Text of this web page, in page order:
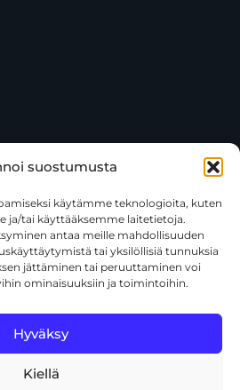
suostumusta
käytämme teknologioita, kuten
ja/tai käyttääksemme laitetietoja.
antaa meille mahdollisuuden
tai yksilöllisiä tunnuksia
jättäminen tai peruuttaminen voi
ominaisuuksiin ja toimintoihin.
Hyväksy
Kiellä